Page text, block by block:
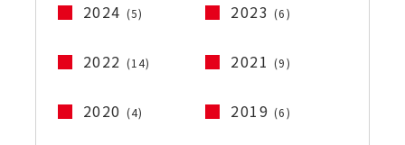
2024 (5) 2023 (6)
2022 (14) 2021 (9)
2020 (4) 2019 (6)